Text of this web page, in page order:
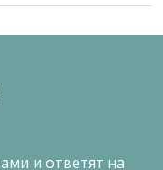
и ответят на